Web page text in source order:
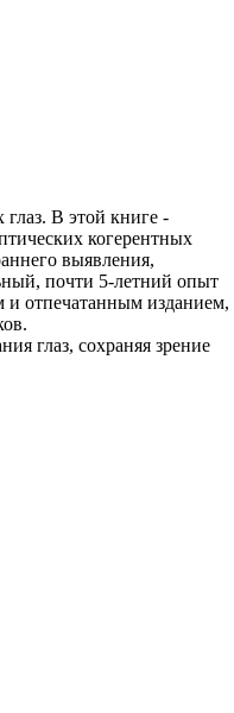
В этой книге -
когерентных
выявления,
почти 5-летний опыт
и отпечатанным изданием,
глаз, сохраняя зрение